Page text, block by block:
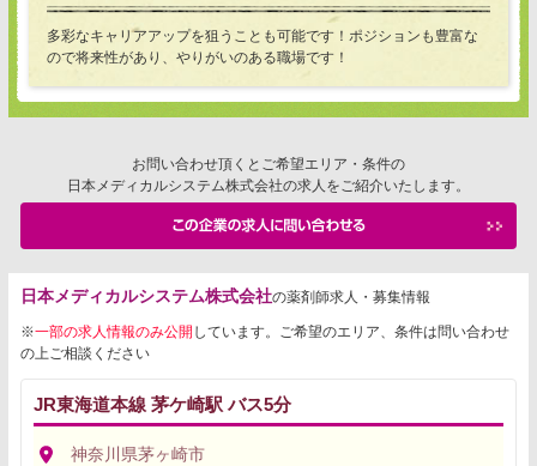
多彩なキャリアアップを狙うことも可能です！ポジションも豊富な
ので将来性があり、やりがいのある職場です！
お問い合わせ頂くとご希望エリア・条件の
日本メディカルシステム株式会社の求人をご紹介いたします。
日本メディカルシステム株式会社の薬剤師求人・募集情報
※一部の求人情報のみ公開 しています。ご希望のエリア、条件は問い合わせ
の上ご相談ください
JR東海道本線 茅ケ崎駅 バス5分
神奈川県茅ヶ崎市